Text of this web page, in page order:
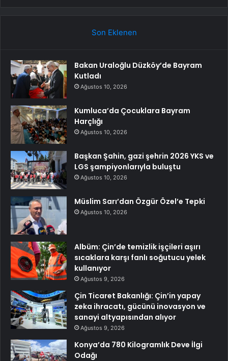
Son Eklenen
Bakan Uraloğlu Düzköy’de Bayram
Kutladı
Ağustos 10, 2026
Kumluca’da Çocuklara Bayram
Harçlığı
Ağustos 10, 2026
Başkan Şahin, gazi şehrin 2026 YKS ve
LGS şampiyonlarıyla buluştu
Ağustos 10, 2026
Müslim Sarı’dan Özgür Özel’e Tepki
Ağustos 10, 2026
Albüm: Çin’de temizlik işçileri aşırı
sıcaklara karşı fanlı soğutucu yelek
kullanıyor
Ağustos 9, 2026
Çin Ticaret Bakanlığı: Çin’in yapay
zeka ihracatı, gücünü inovasyon ve
sanayi altyapısından alıyor
Ağustos 9, 2026
Konya’da 780 Kilogramlık Deve İlgi
Odağı